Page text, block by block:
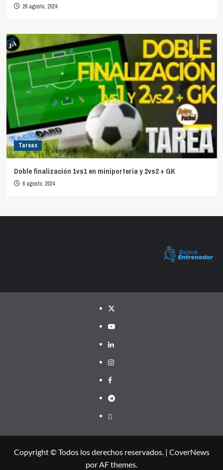
26 agosto, 2024
Tareas
Doble finalización 1vs1 en miniporteria y 2vs2 + GK
6 agosto, 2024
Twitter
YouTube
LinkedIn
Instagram
Facebook
Telegram
PayPal
Copyright © Todos los derechos reservados. | CoverNews
por AF themes.